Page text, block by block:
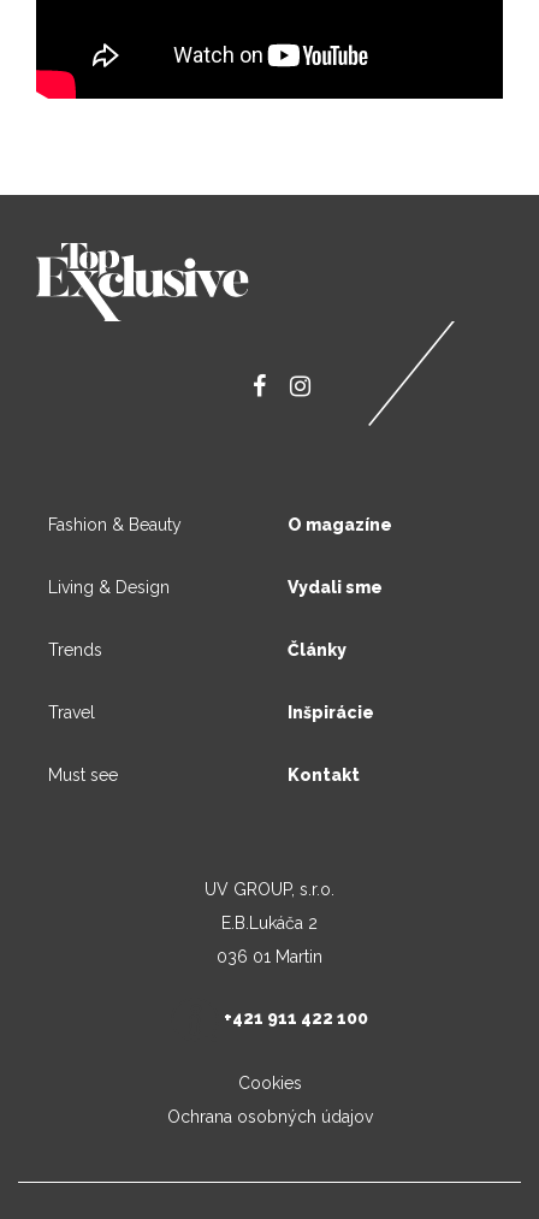
Fashion & Beauty
Living & Design
Trends
Travel
Must see
O magazíne
Vydali sme
Články
Inšpirácie
Kontakt
UV GROUP, s.r.o.
E.B.Lukáča 2
036 01 Martin
+421 911 422 100
Cookies
Ochrana osobných údajov